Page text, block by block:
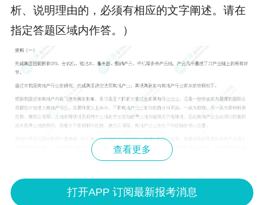
析、说明理由的，必须有相应的文字阐述。请在
指定答题区域内作答。）
查看更多
打开APP 订阅最新报考消息